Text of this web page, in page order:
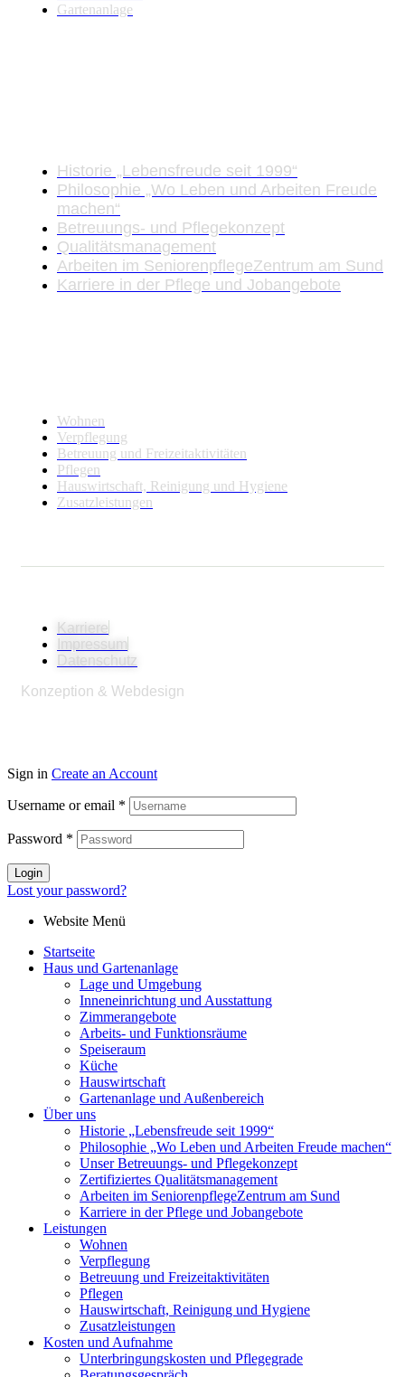
Gartenanlage
Historie „Lebensfreude seit 1999“
Philosophie „Wo Leben und Arbeiten Freude
machen“
Betreuungs- und Pflegekonzept
Qualitätsmanagement
Arbeiten im SeniorenpflegeZentrum am Sund
Karriere in der Pflege und Jobangebote
Wohnen
Verpflegung
Betreuung und Freizeitaktivitäten
Pflegen
Hauswirtschaft, Reinigung und Hygiene
Zusatzleistungen
Karriere
Impressum
Datenschutz
Konzeption & Webdesign
Sign in Create an Account
Username or email *
Password *
Login
Lost your password?
Website Menü
Startseite
Haus und Gartenanlage
Lage und Umgebung
Inneneinrichtung und Ausstattung
Zimmerangebote
Arbeits- und Funktionsräume
Speiseraum
Küche
Hauswirtschaft
Gartenanlage und Außenbereich
Über uns
Historie „Lebensfreude seit 1999“
Philosophie „Wo Leben und Arbeiten Freude machen“
Unser Betreuungs- und Pflegekonzept
Zertifiziertes Qualitätsmanagement
Arbeiten im Seniorenpflege­Zentrum am Sund
Karriere in der Pflege und Jobangebote
Leistungen
Wohnen
Verpflegung
Betreuung und Freizeitaktivitäten
Pflegen
Hauswirtschaft, Reinigung und Hygiene
Zusatzleistungen
Kosten und Aufnahme
Unterbringungskosten und Pflegegrade